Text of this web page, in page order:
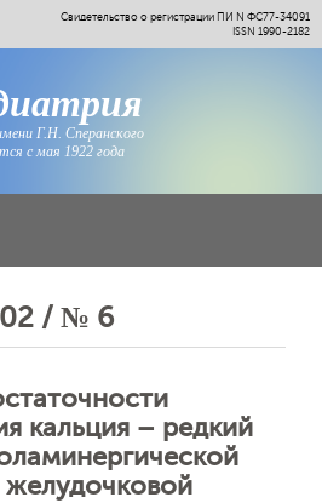
Свидетельство о регистрации ПИ N ФС77-34091
ISSN 1990-2182
Г.Н. Сперанского
с мая 1922 года
/ № 6
кальция – редкий